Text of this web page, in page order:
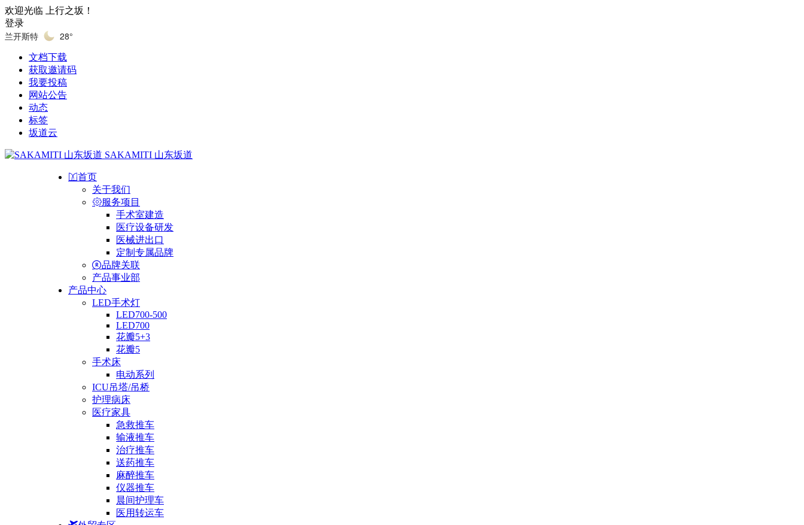
欢迎光临 上行之坂！
登录
兰开斯特 28°
文档下载
获取邀请码
我要投稿
网站公告
动态
标签
坂道云
SAKAMITI 山东坂道
首页
关于我们
服务项目
手术室建造
医疗设备研发
医械进出口
定制专属品牌
品牌关联
产品事业部
产品中心
LED手术灯
LED700-500
LED700
花瓣5+3
花瓣5
手术床
电动系列
ICU吊塔/吊桥
护理病床
医疗家具
急救推车
输液推车
治疗推车
送药推车
麻醉推车
仪器推车
晨间护理车
医用转运车